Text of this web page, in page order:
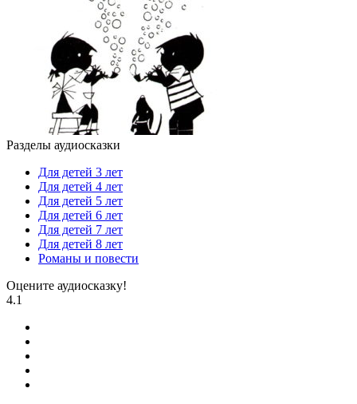
Разделы аудиосказки
Для детей 3 лет
Для детей 4 лет
Для детей 5 лет
Для детей 6 лет
Для детей 7 лет
Для детей 8 лет
Романы и повести
Оцените аудиосказку!
4.1